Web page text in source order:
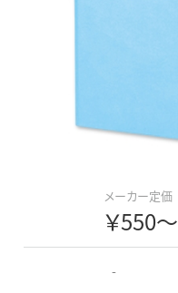
メーカー定価
￥550～
-